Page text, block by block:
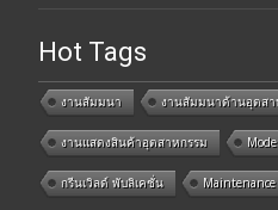
Hot Tags
งานสัมมนา งานสัมมนาด้านอุตสา
งานแสดงสินค้าอุตสาหกรรม
กรีนเวิลด์ พับลิเคชั่น